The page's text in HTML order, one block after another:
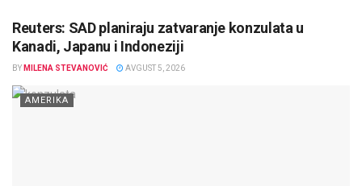
Reuters: SAD planiraju zatvaranje konzulata u
Kanadi, Japanu i Indoneziji
BY MILENA STEVANOVIĆ AVGUST 5, 2026
AMERIKA